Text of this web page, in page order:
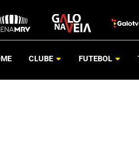
CLUBE FUTEBOL